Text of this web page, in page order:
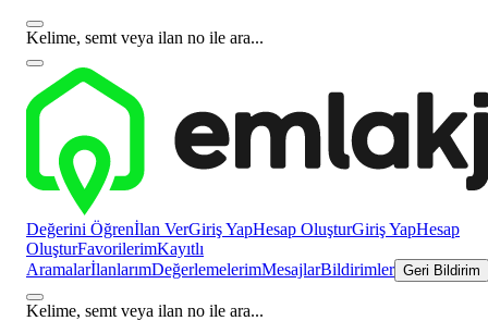
Kelime, semt veya ilan no ile ara...
Değerini Öğrenİlan VerGiriş YapHesap OluşturGiriş YapHesap
OluşturFavorilerimKayıtlı
AramalarİlanlarımDeğerlemelerimMesajlarBildirimler Geri Bildirim
Kelime, semt veya ilan no ile ara...